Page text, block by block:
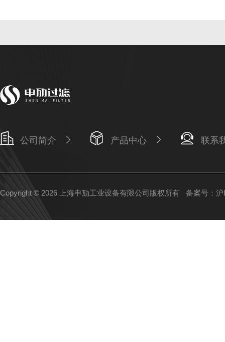
公司简介 产品中心 联系
Copyright © 2026 上海申劢工业设备有限公司版权所有 备案号：